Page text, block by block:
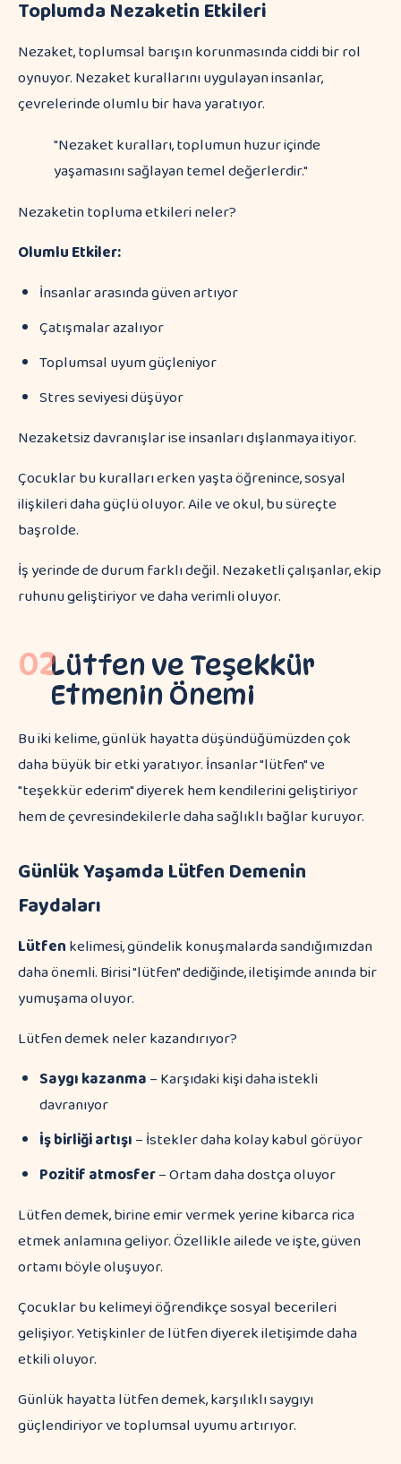
Toplumda Nezaketin Etkileri
Nezaket, toplumsal barışın korunmasında ciddi bir rol
oynuyor. Nezaket kurallarını uygulayan insanlar,
çevrelerinde olumlu bir hava yaratıyor.
"Nezaket kuralları, toplumun huzur içinde
yaşamasını sağlayan temel değerlerdir."
Nezaketin topluma etkileri neler?
Olumlu Etkiler:
İnsanlar arasında güven artıyor
Çatışmalar azalıyor
Toplumsal uyum güçleniyor
Stres seviyesi düşüyor
Nezaketsiz davranışlar ise insanları dışlanmaya itiyor.
Çocuklar bu kuralları erken yaşta öğrenince, sosyal
ilişkileri daha güçlü oluyor. Aile ve okul, bu süreçte
başrolde.
İş yerinde de durum farklı değil. Nezaketli çalışanlar, ekip
ruhunu geliştiriyor ve daha verimli oluyor.
02Lütfen ve Teşekkür
Etmenin Önemi
Bu iki kelime, günlük hayatta düşündüğümüzden çok
daha büyük bir etki yaratıyor. İnsanlar "lütfen" ve
"teşekkür ederim" diyerek hem kendilerini geliştiriyor
hem de çevresindekilerle daha sağlıklı bağlar kuruyor.
Günlük Yaşamda Lütfen Demenin
Faydaları
Lütfenkelimesi, gündelik konuşmalarda sandığımızdan
daha önemli. Birisi "lütfen" dediğinde, iletişimde anında bir
yumuşama oluyor.
Lütfen demek neler kazandırıyor?
Saygı kazanma– Karşıdaki kişi daha istekli
davranıyor
İş birliği artışı– İstekler daha kolay kabul görüyor
Pozitif atmosfer– Ortam daha dostça oluyor
Lütfen demek, birine emir vermek yerine kibarca rica
etmek anlamına geliyor. Özellikle ailede ve işte, güven
ortamı böyle oluşuyor.
Çocuklar bu kelimeyi öğrendikçe sosyal becerileri
gelişiyor. Yetişkinler de lütfen diyerek iletişimde daha
etkili oluyor.
Günlük hayatta lütfen demek, karşılıklı saygıyı
güçlendiriyor ve toplumsal uyumu artırıyor.